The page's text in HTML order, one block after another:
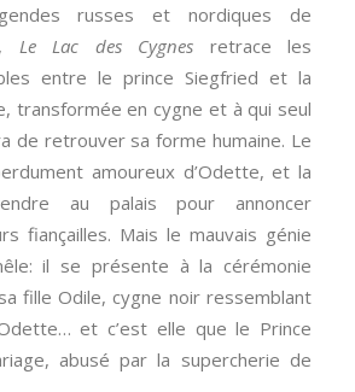
russes et nordiques de
Le Lac des Cygnes retrace les
entre le prince Siegfried et la
transformée en cygne et à qui seul
de retrouver sa forme humaine. Le
amoureux d’Odette, et la
au palais pour annoncer
fiançailles. Mais le mauvais génie
il se présente à la cérémonie
fille Odile, cygne noir ressemblant
et c’est elle que le Prince
abusé par la supercherie de